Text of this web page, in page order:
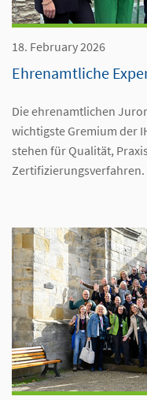
18. February 2026
Ehrenamtliche
Die ehrenamtlichen
wichtigste Gremium der
stehen für Qualität,
Zertifizierungsverfahren.